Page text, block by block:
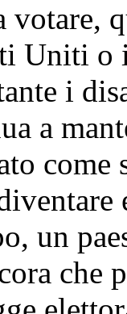
votare,
Uniti o
i
a
un
che